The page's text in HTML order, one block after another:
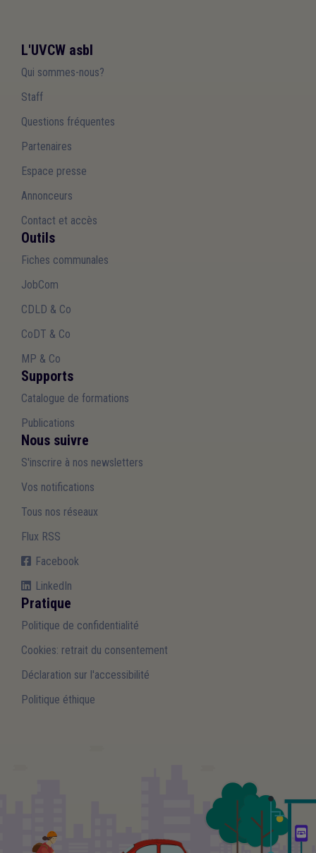
L'UVCW asbl
Qui sommes-nous?
Staff
Questions fréquentes
Partenaires
Espace presse
Annonceurs
Contact et accès
Outils
Fiches communales
JobCom
CDLD & Co
CoDT & Co
MP & Co
Supports
Catalogue de formations
Publications
Nous suivre
S'inscrire à nos newsletters
Vos notifications
Tous nos réseaux
Flux RSS
Facebook
LinkedIn
Pratique
Politique de confidentialité
Cookies: retrait du consentement
Déclaration sur l'accessibilité
Politique éthique